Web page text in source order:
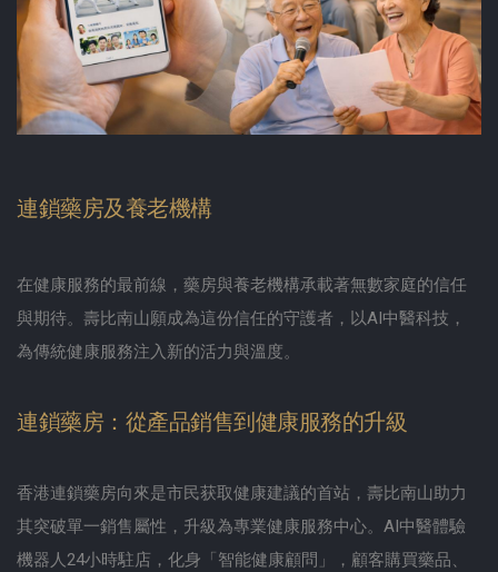
連鎖藥房及養老機構
在健康服務的最前線，藥房與養老機構承載著無數家庭的信任
與期待。壽比南山願成為這份信任的守護者，以AI中醫科技，
為傳統健康服務注入新的活力與溫度。
連鎖藥房：從產品銷售到健康服務的升級
香港連鎖藥房向來是市民获取健康建議的首站，壽比南山助力
其突破單一銷售屬性，升級為專業健康服務中心。AI中醫體驗
機器人24小時駐店，化身「智能健康顧問」，顧客購買藥品、